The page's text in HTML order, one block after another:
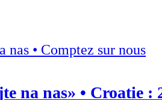
nas • Comptez sur nous
na nas» • Croatie :